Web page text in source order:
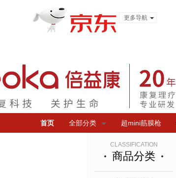
更多导航
首页 全部分类 超mini筋膜枪
CLASSIFICATION
商品分类